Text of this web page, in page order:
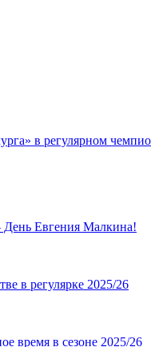
в регулярном
День Евгения Малкина!
в регулярке 2025/26
время в сезоне 2025/26